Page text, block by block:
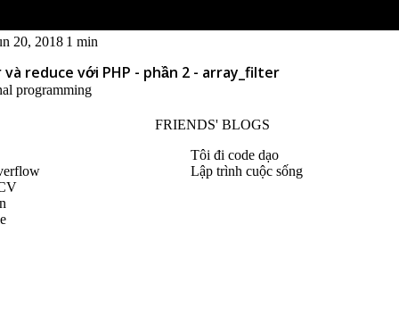
20, 2018 1 min
reduce với PHP - phần 2 - array_filter
programming
FRIENDS' BLOGS
Tôi đi code dạo
Lập trình cuộc sống